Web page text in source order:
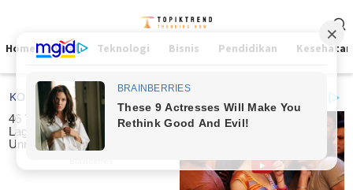
contentMenu
Home Viral Teknologi Bisnis Pendidikan Kesehatan